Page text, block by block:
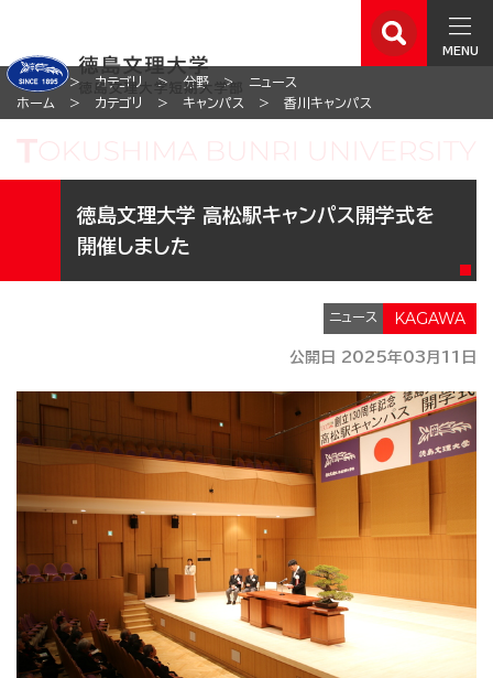
MENU
ホーム カテゴリ 分野
ニュース
ホーム
カテゴリ キャンパス 香川キャンパス
徳島文理大学 高松駅キャンパス開学式を
開催しました
ニュース
公開日 2025年03月11日